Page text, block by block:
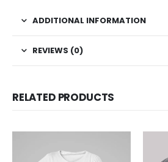
ADDITIONAL INFORMATION
REVIEWS (0)
RELATED PRODUCTS